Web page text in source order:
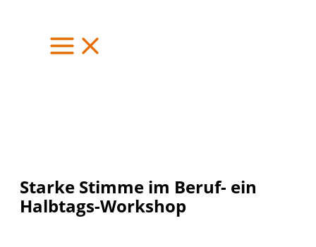
springen
Starke Stimme im Beruf- ein
Halbtags-Workshop